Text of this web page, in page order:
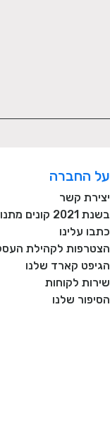
על החברה
יצירת קשר
בשנת 2021 קונים מתנות רק מעסקים כחול לבן!
כתבו עלינו
הצטרפות לקהילת
הגיפט קארד שלנו
שירות לקוחות
הסיפור שלנו